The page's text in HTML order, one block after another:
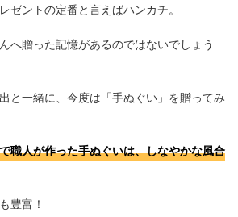
ゼントの定番と言えばハンカチ。
へ贈った記憶があるのではないでしょう
と一緒に、今度は「手ぬぐい」を贈ってみ
職人が作った手ぬぐいは、しなやかな風合
豊富！